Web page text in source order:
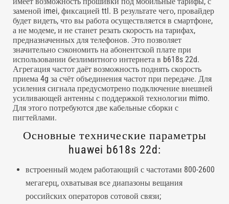
заменой imei, фиксацией ttl. В результате чего, провайдер
будет видеть, что вы работа осуществляется в смартфоне,
а не модеме, и не станет резать скорость на тарифах,
предназначенных для телефонов. Это позволяет
значительно сэкономить на абонентской плате при
использовании безлимитного интернета в b618s 22d.
Агрегация частот даёт возможность поднять скорость
приема 4g за счёт объединения частот при передаче. Для
усиления сигнала предусмотрено подключение внешней
усиливающей антенны с поддержкой технологии mimo.
Для этого потребуются две кабельные сборки с
пигтейлами.
Основные технические параметры
huawei b618s 22d:
встроенный модем работающий с частотами 800-2600
мегагерц, охватывая все диапазоны вещания
российских операторов сотовой связи;